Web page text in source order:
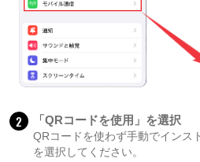
2 「QRコードを使用」を選択
QRコードを使わず手動でインス
を選択してください。